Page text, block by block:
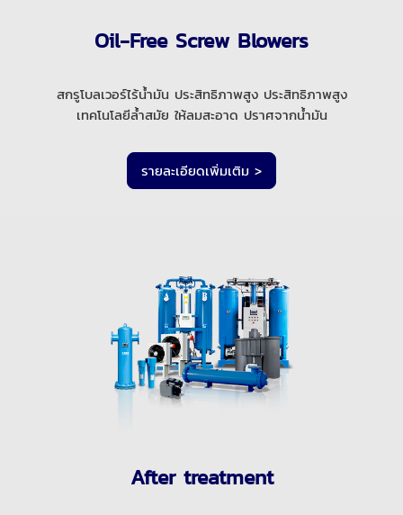
Oil-Free Screw Blowers
สกรูโบลเวอร์ไร้น้ำมัน ประสิทธิภาพสูง ประสิทธิภาพสูง
เทคโนโลยีล้ำสมัย ให้ลมสะอาด ปราศจากน้ำมัน
รายละเอียดเพิ่มเติม >
After treatment